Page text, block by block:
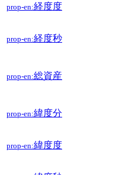
prop-en:経度度
prop-en:経度秒
prop-en:総資産
prop-en:緯度分
prop-en:緯度度